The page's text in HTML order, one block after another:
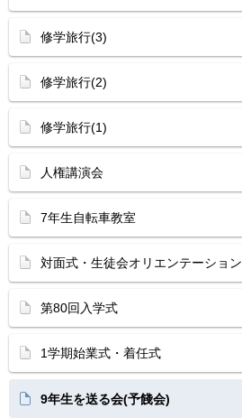
修学旅行(3)
修学旅行(2)
修学旅行(1)
人権講演会
7年生自転車教室
対面式・生徒会オリエンテーション
第80回入学式
1学期始業式・着任式
9年生を送る会(予餞会)